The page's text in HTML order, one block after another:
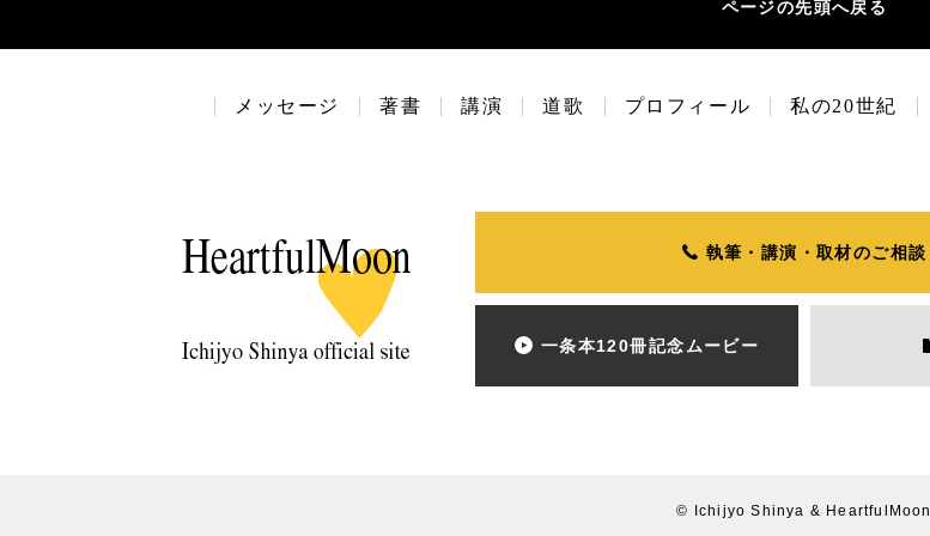
ページの先頭へ戻る
メッセージ 著書 講演 道歌 プロフィール 私の20世紀
執筆・講演・取材のご相談
一条本120冊記念ムービー
© Ichijyo Shinya & HeartfulMoon